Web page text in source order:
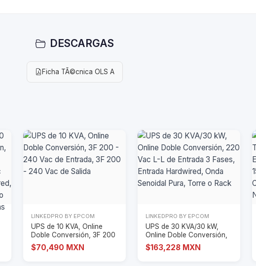
DESCARGAS
Ficha TÃ©cnica OLS A
LINKEDPRO BY EPCOM
UPS de 10 KVA, Online
Doble Conversión, 3F 200
- 240 Vac de
$70,490 MXN
LINKEDPRO BY EPCOM
UPS de 30 KVA/30 kW,
Online Doble Conversión,
220 Vac L-L d
$163,228 MXN